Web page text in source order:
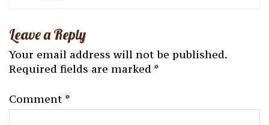
Leave a Reply
Your email address will not be published.
Required fields are marked *
Comment *